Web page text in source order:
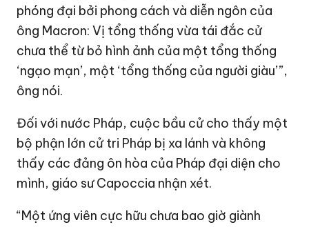
phóng đại bởi phong cách và diễn ngôn của
ông Macron: Vị tổng thống vừa tái đắc cử
chưa thể từ bỏ hình ảnh của một tổng thống
‘ngạo mạn’, một ‘tổng thống của người giàu’”,
ông nói.
Đối với nước Pháp, cuộc bầu cử cho thấy một
bộ phận lớn cử tri Pháp bị xa lánh và không
thấy các đảng ôn hòa của Pháp đại diện cho
mình, giáo sư Capoccia nhận xét.
“Một ứng viên cực hữu chưa bao giờ giành